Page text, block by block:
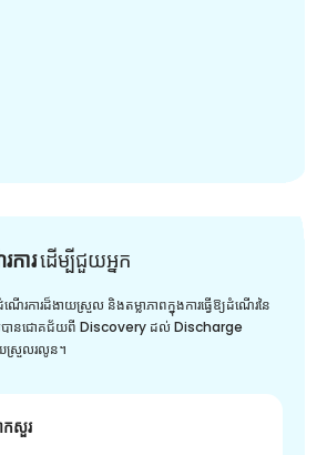
ការដើម្បី​ជួយ​អ្នក
ារដ៏ងាយស្រួល និងតម្លាភាពក្នុងការធ្វើឱ្យដំណើរនៃ
លបានជោគជ័យពី Discovery ដល់ Discharge
ស្រួលរលូន។
កសួរ